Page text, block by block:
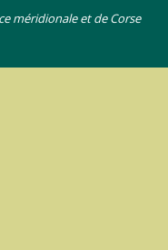
méridionale et de Corse